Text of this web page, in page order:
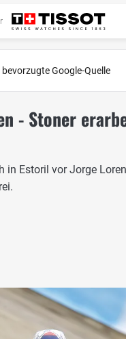
Testfahrten Reglement
Google-Quelle
- Stoner
in Estoril vor Jorge